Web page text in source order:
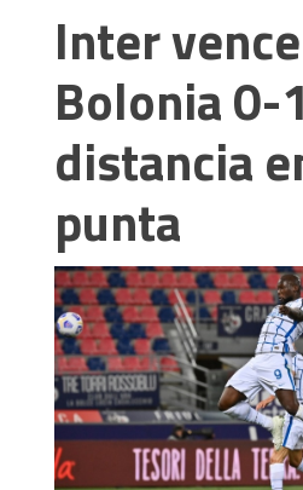
Inter
Bolonia 0-
distancia
punta